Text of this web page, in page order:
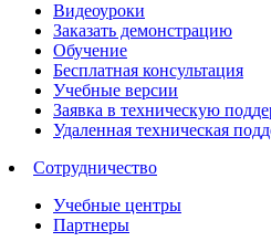
Видеоуроки
Заказать демонстрацию
Обучение
Бесплатная консультация
Учебные версии
Заявка в техническую
Удаленная техническая
Сотрудничество
Учебные центры
Партнеры